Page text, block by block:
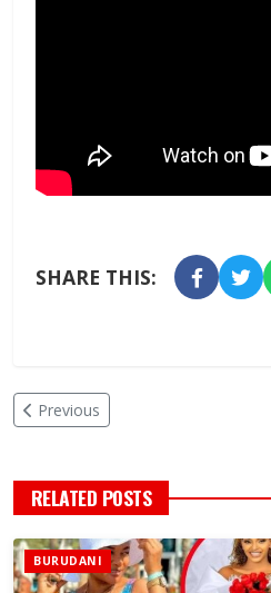
SHARE THIS:
Previous
RELATED POSTS
BURUDANI